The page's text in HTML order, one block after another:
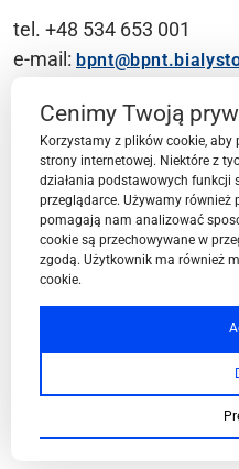
tel. +48 534 653 001
e-mail:
Contact
BPN-T Area
BPN-T Offer
Cenimy Twoją
Korzystamy z plików cookie,
strony internetowej. Niektóre z
działania podstawowych funkcji
przeglądarce. Używamy również
pomagają nam analizować
cookie są przechowywane w
zgodą. Użytkownik ma również
cookie.